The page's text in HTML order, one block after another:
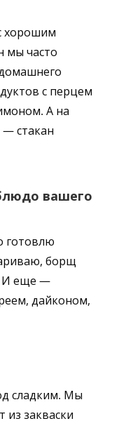
хорошим
мы часто
с перцем
А на
— стакан
вашего
готовлю
борщ
И еще —
дайконом,
сладким. Мы
из закваски